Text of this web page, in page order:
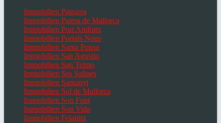
Immobilien Paguera
Immobilien Palma de Mallorca
Immobilien Port Andratx
Immobilien Portals Nous
Immobilien Santa Ponsa
Immobilien San Agustin
Immobilien San Telmo
Immobilien Ses Salines
Immobilien Santanyi
Immobilien Sol de Mallorca
Immobilien Son Font
Immobilien Son Vida
Immobilien Felanitx